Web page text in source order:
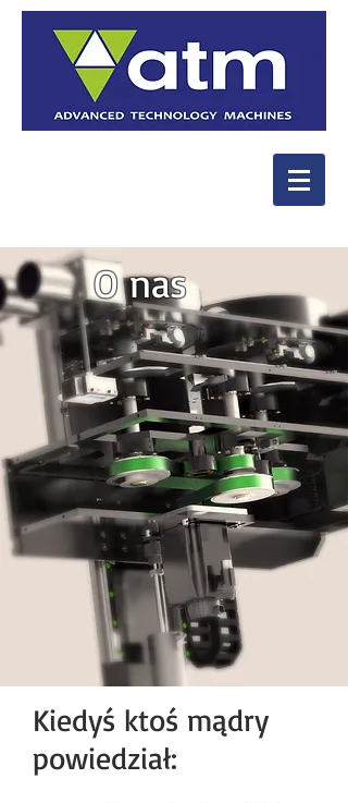
O nas
Kiedyś ktoś mądry
powiedział: